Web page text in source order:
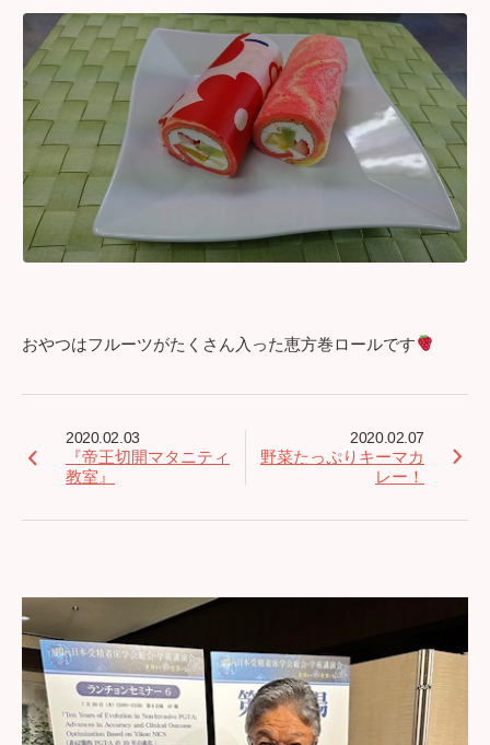
おやつはフルーツがたくさん入った恵方巻ロールです
2020.02.03
『帝王切開マタニティ
教室』
2020.02.07
野菜たっぷりキーマカ
レー！